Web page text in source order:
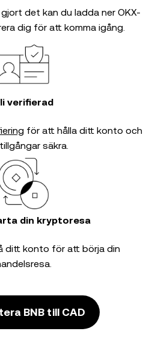
det kan du ladda ner OKX-
dig för att komma igång.
verifierad
för att hålla ditt konto och
säkra.
din kryptoresa
ditt konto för att börja din
BNB till CAD